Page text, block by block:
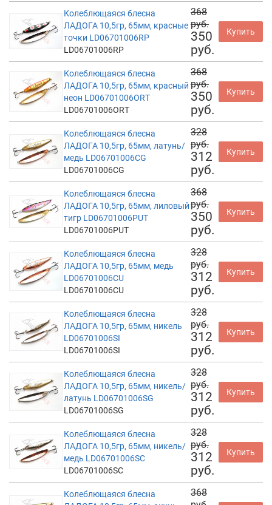
Колеблющаяся блесна
ЛАДОГА 10,5гр, 65мм, красные
точки LD06701006RP
LD06701006RP
368
руб.
350
руб.
Купить
Колеблющаяся блесна
ЛАДОГА 10,5гр, 65мм, красный
неон LD06701006ORT
LD06701006ORT
368
руб.
350
руб.
Купить
Колеблющаяся блесна
ЛАДОГА 10,5гр, 65мм, латунь/
медь LD06701006CG
LD06701006CG
328
руб.
312
руб.
Купить
Колеблющаяся блесна
ЛАДОГА 10,5гр, 65мм, лиловый
тигр LD06701006PUT
LD06701006PUT
368
руб.
350
руб.
Купить
Колеблющаяся блесна
ЛАДОГА 10,5гр, 65мм, медь
LD06701006CU
LD06701006CU
328
руб.
312
руб.
Купить
Колеблющаяся блесна
ЛАДОГА 10,5гр, 65мм, никель
LD06701006SI
LD06701006SI
328
руб.
312
руб.
Купить
Колеблющаяся блесна
ЛАДОГА 10,5гр, 65мм, никель/
латунь LD06701006SG
LD06701006SG
328
руб.
312
руб.
Купить
Колеблющаяся блесна
ЛАДОГА 10,5гр, 65мм, никель/
медь LD06701006SC
LD06701006SC
328
руб.
312
руб.
Купить
Колеблющаяся блесна
368